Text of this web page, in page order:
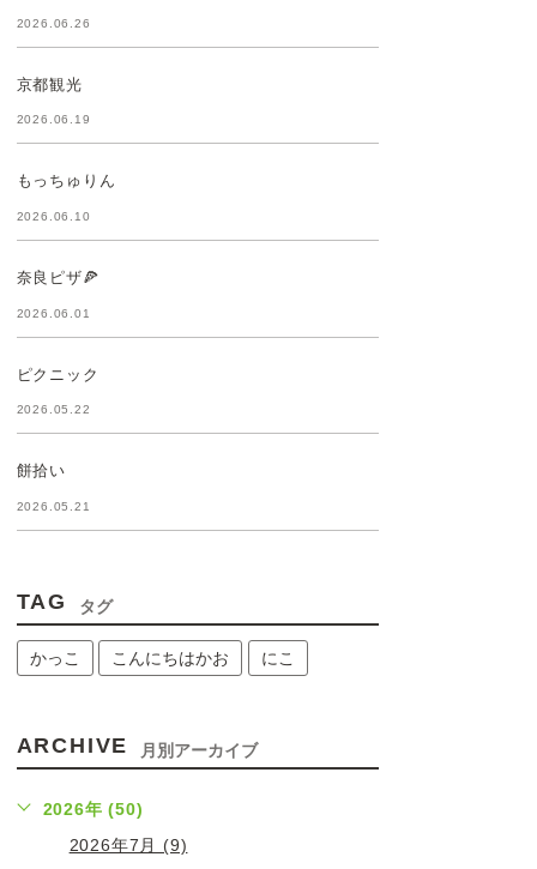
2026.06.26
京都観光
2026.06.19
もっちゅりん
2026.06.10
奈良ピザ🍕
2026.06.01
ピクニック
2026.05.22
餅拾い
2026.05.21
TAG タグ
かっこ こんにちはかお にこ
ARCHIVE 月別アーカイブ
2026年 (50)
2026年7月 (9)